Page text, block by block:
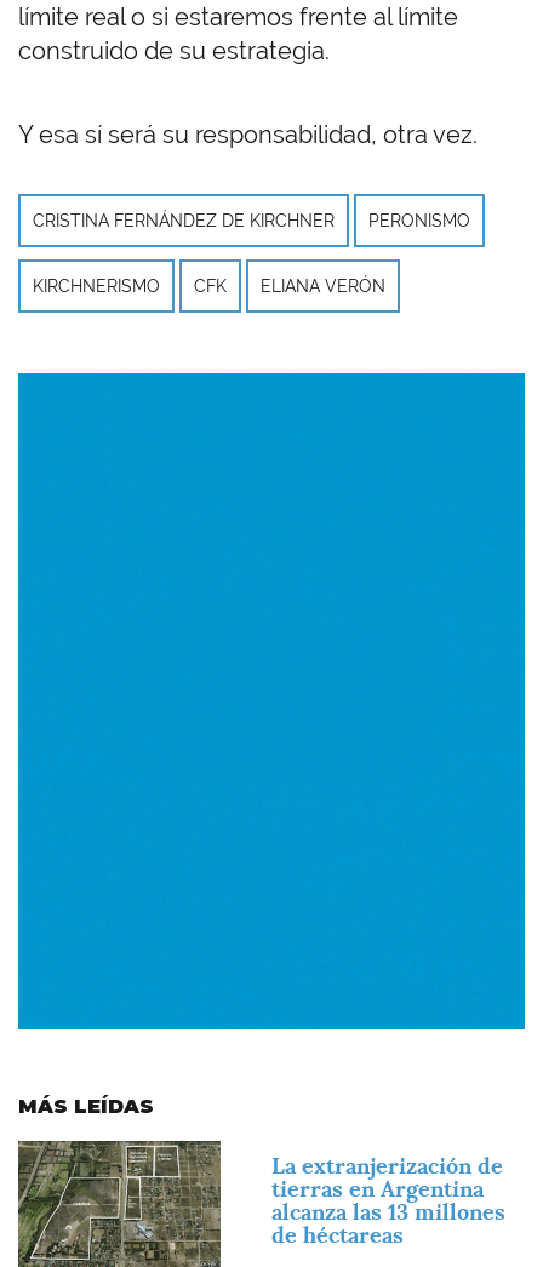
límite real o si estaremos frente al límite
construido de su estrategia.
Y esa sí será su responsabilidad, otra vez.
CRISTINA FERNÁNDEZ DE KIRCHNER PERONISMO
KIRCHNERISMO CFK ELIANA VERÓN
MÁS LEÍDAS
Imagen
La extranjerización de
tierras en Argentina
alcanza las 13 millones
de héctareas